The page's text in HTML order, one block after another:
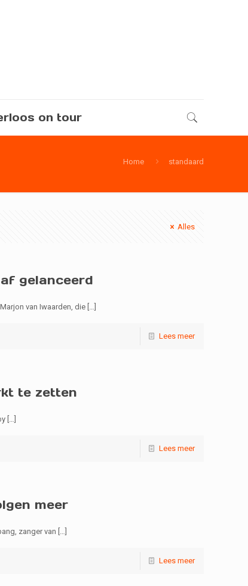
on tour
Home standaard
Alles
gelanceerd
van Iwaarden, die […]
Lees meer
te zetten
[…]
Lees meer
meer
zanger van […]
Lees meer